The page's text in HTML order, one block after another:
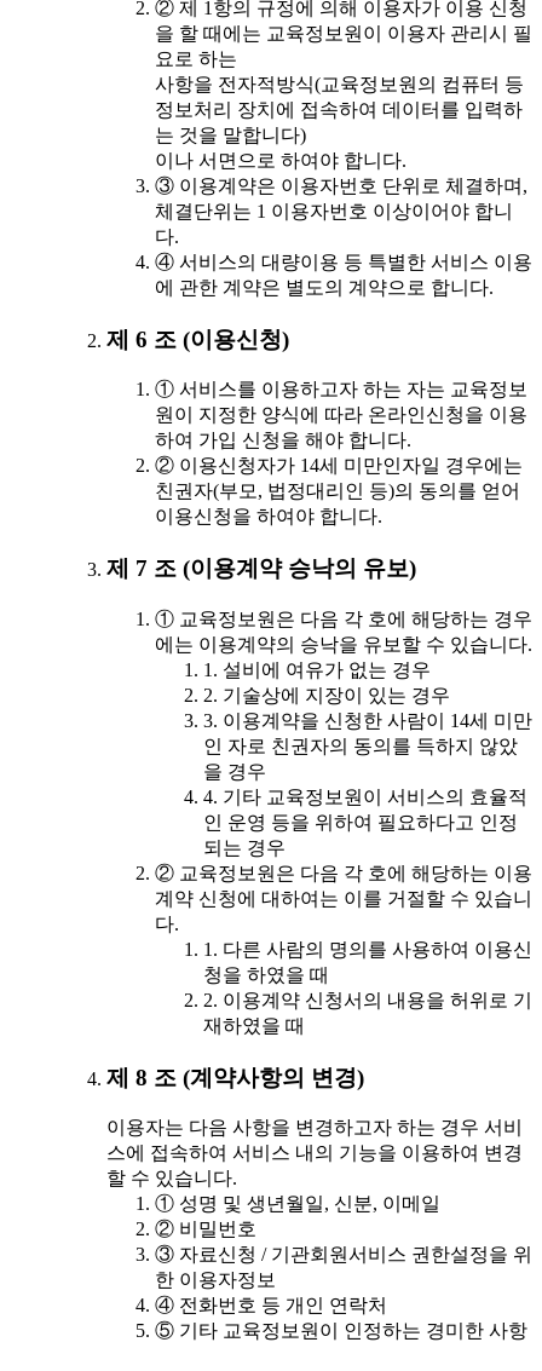
② 제 1항의 규정에 의해 이용자가 이용 신청
을 할 때에는 교육정보원이 이용자 관리시 필
요로 하는
사항을 전자적방식(교육정보원의 컴퓨터 등
정보처리 장치에 접속하여 데이터를 입력하
는 것을 말합니다)
이나 서면으로 하여야 합니다.
③ 이용계약은 이용자번호 단위로 체결하며,
체결단위는 1 이용자번호 이상이어야 합니
다.
④ 서비스의 대량이용 등 특별한 서비스 이용
에 관한 계약은 별도의 계약으로 합니다.
제 6 조 (이용신청)
① 서비스를 이용하고자 하는 자는 교육정보
원이 지정한 양식에 따라 온라인신청을 이용
하여 가입 신청을 해야 합니다.
② 이용신청자가 14세 미만인자일 경우에는
친권자(부모, 법정대리인 등)의 동의를 얻어
이용신청을 하여야 합니다.
제 7 조 (이용계약 승낙의 유보)
① 교육정보원은 다음 각 호에 해당하는 경우
에는 이용계약의 승낙을 유보할 수 있습니다.
1. 설비에 여유가 없는 경우
2. 기술상에 지장이 있는 경우
3. 이용계약을 신청한 사람이 14세 미만
인 자로 친권자의 동의를 득하지 않았
을 경우
4. 기타 교육정보원이 서비스의 효율적
인 운영 등을 위하여 필요하다고 인정
되는 경우
② 교육정보원은 다음 각 호에 해당하는 이용
계약 신청에 대하여는 이를 거절할 수 있습니
다.
1. 다른 사람의 명의를 사용하여 이용신
청을 하였을 때
2. 이용계약 신청서의 내용을 허위로 기
재하였을 때
제 8 조 (계약사항의 변경)
이용자는 다음 사항을 변경하고자 하는 경우 서비
스에 접속하여 서비스 내의 기능을 이용하여 변경
할 수 있습니다.
① 성명 및 생년월일, 신분, 이메일
② 비밀번호
③ 자료신청 / 기관회원서비스 권한설정을 위
한 이용자정보
④ 전화번호 등 개인 연락처
⑤ 기타 교육정보원이 인정하는 경미한 사항